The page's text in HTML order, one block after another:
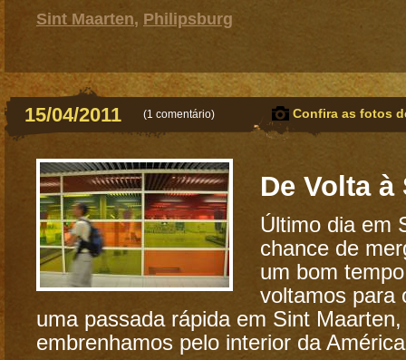
Sint Maarten, Philipsburg
15/04/2011 (1 comentário) Confira as fotos
De Volta
Último dia em
chance de
um bom
voltamos para
uma passada rápida em Sint
embrenhamos pelo interior da